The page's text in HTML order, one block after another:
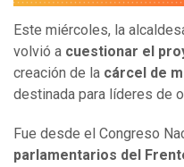
Este miércoles, la
volvió a cuestionar el
creación de la cárcel de
destinada para líderes de
Fue desde el Congreso
parlamentarios del